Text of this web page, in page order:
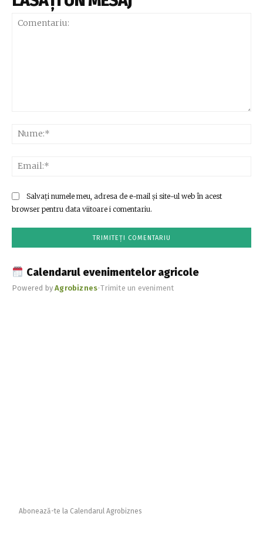
Salvați numele meu, adresa de e-mail și site-ul web în acest
browser pentru data viitoare i comentariu.
Calendarul evenimentelor agricole
Powered byAgrobiznes•Trimite un eveniment
Abonează-te la Calendarul Agrobiznes